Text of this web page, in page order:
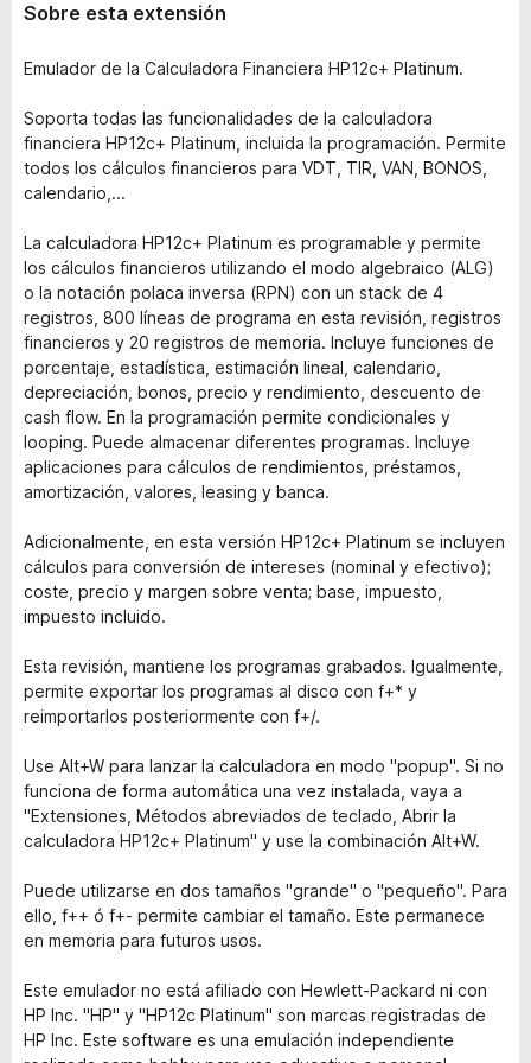
Sobre esta extensión
Emulador de la Calculadora Financiera HP12c+ Platinum.
Soporta todas las funcionalidades de la calculadora
financiera HP12c+ Platinum, incluida la programación. Permite
todos los cálculos financieros para VDT, TIR, VAN, BONOS,
calendario,...
La calculadora HP12c+ Platinum es programable y permite
los cálculos financieros utilizando el modo algebraico (ALG)
o la notación polaca inversa (RPN) con un stack de 4
registros, 800 líneas de programa en esta revisión, registros
financieros y 20 registros de memoria. Incluye funciones de
porcentaje, estadística, estimación lineal, calendario,
depreciación, bonos, precio y rendimiento, descuento de
cash flow. En la programación permite condicionales y
looping. Puede almacenar diferentes programas. Incluye
aplicaciones para cálculos de rendimientos, préstamos,
amortización, valores, leasing y banca.
Adicionalmente, en esta versión HP12c+ Platinum se incluyen
cálculos para conversión de intereses (nominal y efectivo);
coste, precio y margen sobre venta; base, impuesto,
impuesto incluido.
Esta revisión, mantiene los programas grabados. Igualmente,
permite exportar los programas al disco con f+* y
reimportarlos posteriormente con f+/.
Use Alt+W para lanzar la calculadora en modo "popup". Si no
funciona de forma automática una vez instalada, vaya a
"Extensiones, Métodos abreviados de teclado, Abrir la
calculadora HP12c+ Platinum" y use la combinación Alt+W.
Puede utilizarse en dos tamaños "grande" o "pequeño". Para
ello, f++ ó f+- permite cambiar el tamaño. Este permanece
en memoria para futuros usos.
Este emulador no está afiliado con Hewlett-Packard ni con
HP Inc. "HP" y "HP12c Platinum" son marcas registradas de
HP Inc. Este software es una emulación independiente